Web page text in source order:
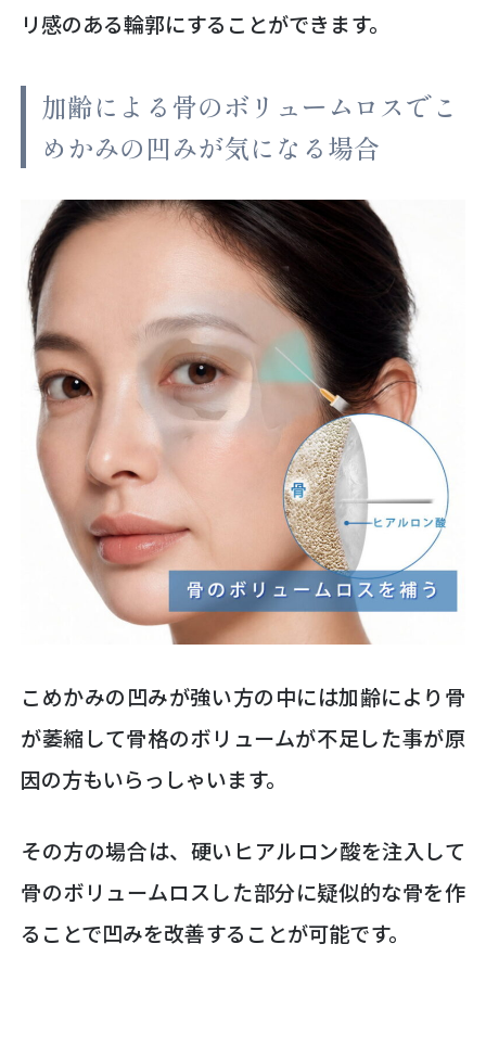
リ感のある輪郭にすることができます。
加齢による骨のボリュームロスでこ
めかみの凹みが気になる場合
こめかみの凹みが強い方の中には加齢により骨
が萎縮して骨格のボリュームが不足した事が原
因の方もいらっしゃいます。
その方の場合は、硬いヒアルロン酸を注入して
骨のボリュームロスした部分に疑似的な骨を作
ることで凹みを改善することが可能です。